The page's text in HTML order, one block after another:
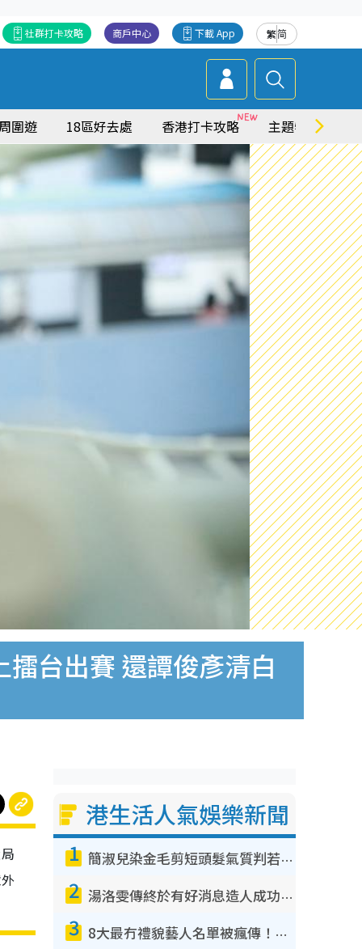
繁简
下載 App
商戶中心
社群打卡攻略
圍遊 18區好去處 香港打卡攻略 主題特集
台出賽 還譚俊彥清白
港生活人氣娛樂新聞
1 簡淑兒染金毛剪短頭髮氣質判若兩人！嚇壞老公麥大力都認唔出：「你做咩事？」
2 湯洛雯傳終於有好消息造人成功！兩大細節曝孕味極濃惹猜測：大肚婆先會咁！
3 8大最冇禮貌藝人名單被瘋傳！網民揭發明星真面目 一致數臭呢位係無品天花板？